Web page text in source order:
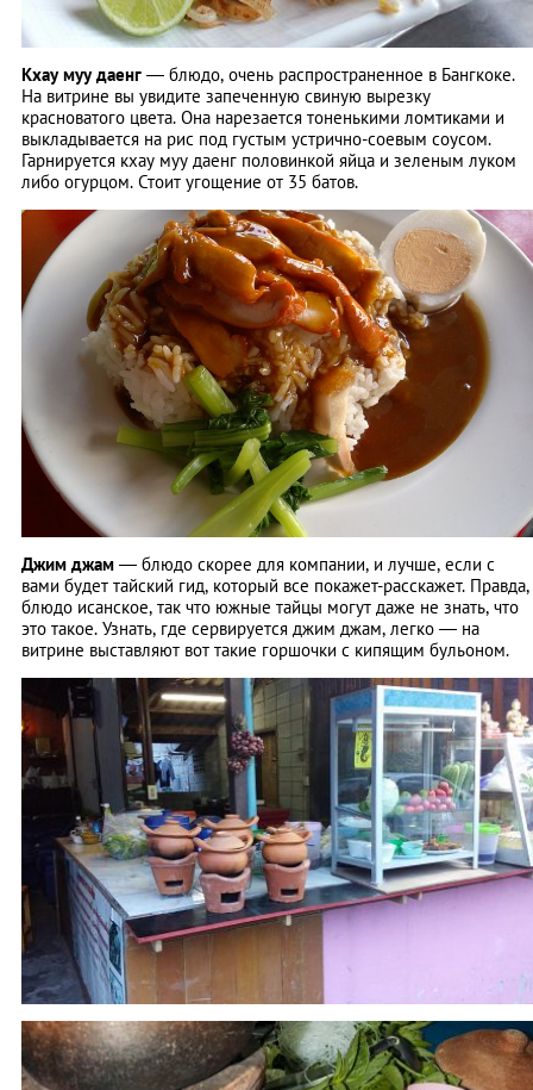
Кхау муу даенг ― блюдо, очень распространенное в Бангкоке.
На витрине вы увидите запеченную свиную вырезку
красноватого цвета. Она нарезается тоненькими ломтиками и
выкладывается на рис под густым устрично-соевым соусом.
Гарнируется кхау муу даенг половинкой яйца и зеленым луком
либо огурцом. Стоит угощение от 35 батов.
Джим джам ― блюдо скорее для компании, и лучше, если с
вами будет тайский гид, который все покажет-расскажет. Правда,
блюдо исанское, так что южные тайцы могут даже не знать, что
это такое. Узнать, где сервируется джим джам, легко ― на
витрине выставляют вот такие горшочки с кипящим бульоном.